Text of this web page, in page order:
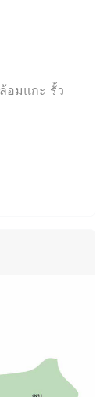
อมแกะ รั้ว